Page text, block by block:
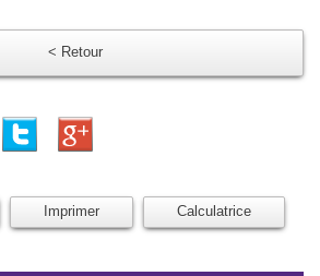
< Retour
Imprimer Calculatrice